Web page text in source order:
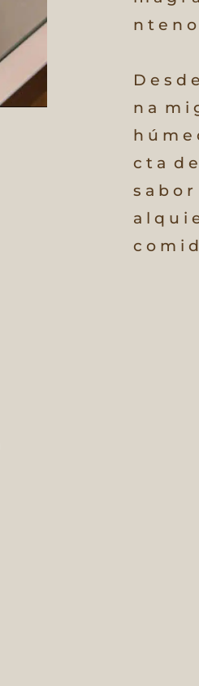
n t e n o
D e s d e
n a m i
h ú m e
c t a d e
s a b o r
a l q u i
c o m i